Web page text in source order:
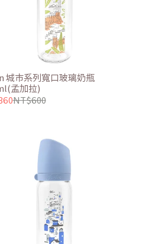
城市系列寬口玻璃奶瓶
孟加拉)
NT$600